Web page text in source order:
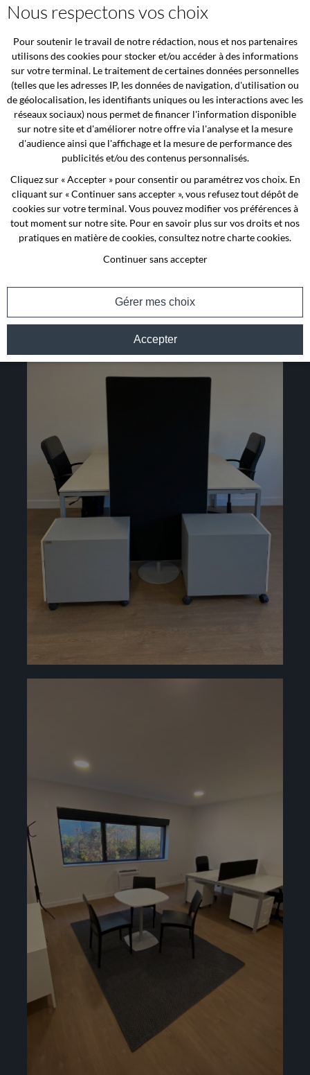
Nous respectons vos choix
Pour soutenir le travail de notre rédaction, nous et nos partenaires
utilisons des cookies pour stocker et/ou accéder à des informations
sur votre terminal. Le traitement de certaines données personnelles
(telles que les adresses IP, les données de navigation, d'utilisation ou
de géolocalisation, les identifiants uniques ou les interactions avec les
réseaux sociaux) nous permet de financer l'information disponible
sur notre site et d'améliorer notre offre via l'analyse et la mesure
d'audience ainsi que l'affichage et la mesure de performance des
publicités et/ou des contenus personnalisés.
Cliquez sur « Accepter » pour consentir ou paramétrez vos choix. En
cliquant sur « Continuer sans accepter », vous refusez tout dépôt de
cookies sur votre terminal. Vous pouvez modifier vos préférences à
tout moment sur notre site. Pour en savoir plus sur vos droits et nos
pratiques en matière de cookies, consultez notrecharte cookies.
Continuer sans accepter
Gérer mes choix
Accepter